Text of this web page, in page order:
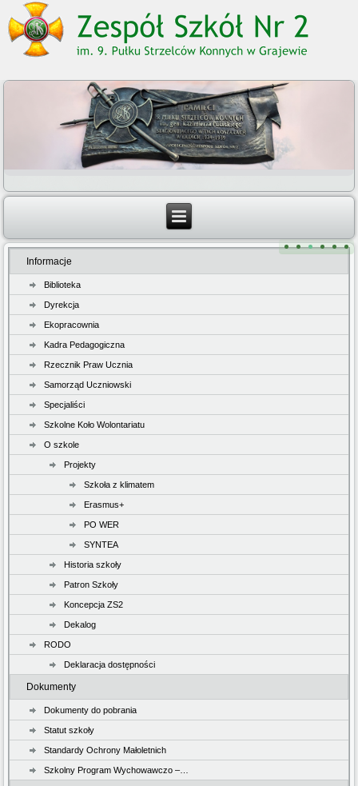
Informacje
Biblioteka
Dyrekcja
Ekopracownia
Kadra Pedagogiczna
Rzecznik Praw Ucznia
Samorząd Uczniowski
Specjaliści
Szkolne Koło Wolontariatu
O szkole
Projekty
Szkoła z klimatem
Erasmus+
PO WER
SYNTEA
Historia szkoły
Patron Szkoły
Koncepcja ZS2
Dekalog
RODO
Deklaracja dostępności
Dokumenty
Dokumenty do pobrania
Statut szkoły
Standardy Ochrony Małoletnich
Szkolny Program Wychowawczo –…